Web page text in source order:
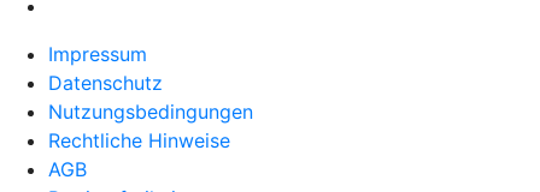
Impressum
Datenschutz
Nutzungsbedingungen
Rechtliche Hinweise
AGB